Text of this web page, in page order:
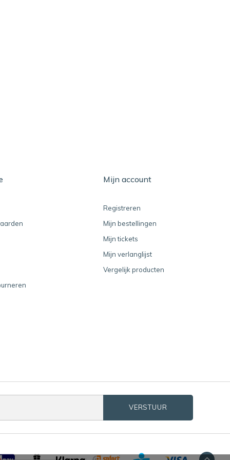
Mijn account
Registreren
Mijn bestellingen
Mijn tickets
Mijn verlanglijst
Vergelijk producten
VERSTUUR